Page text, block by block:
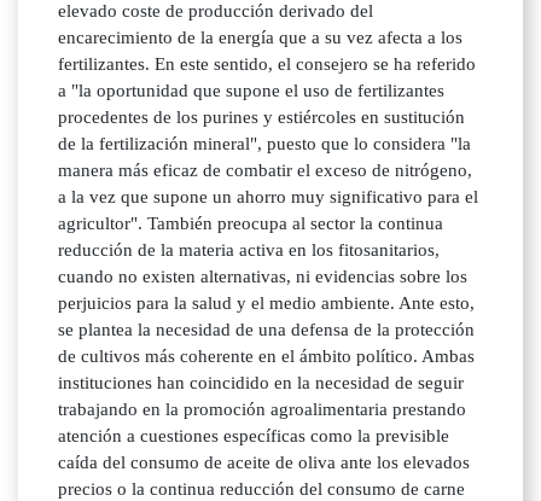
elevado coste de producción derivado del
encarecimiento de la energía que a su vez afecta a los
fertilizantes. En este sentido, el consejero se ha referido
a "la oportunidad que supone el uso de fertilizantes
procedentes de los purines y estiércoles en sustitución
de la fertilización mineral", puesto que lo considera "la
manera más eficaz de combatir el exceso de nitrógeno,
a la vez que supone un ahorro muy significativo para el
agricultor". También preocupa al sector la continua
reducción de la materia activa en los fitosanitarios,
cuando no existen alternativas, ni evidencias sobre los
perjuicios para la salud y el medio ambiente. Ante esto,
se plantea la necesidad de una defensa de la protección
de cultivos más coherente en el ámbito político. Ambas
instituciones han coincidido en la necesidad de seguir
trabajando en la promoción agroalimentaria prestando
atención a cuestiones específicas como la previsible
caída del consumo de aceite de oliva ante los elevados
precios o la continua reducción del consumo de carne